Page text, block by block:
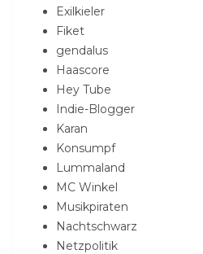
Exilkieler
Fiket
gendalus
Haascore
Hey Tube
Indie-Blogger
Karan
Konsumpf
Lummaland
MC Winkel
Musikpiraten
Nachtschwarz
Netzpolitik